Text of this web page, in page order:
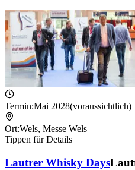
Termin:Mai 2028(voraussichtlich)
Ort:Wels, Messe Wels
Tippen für Details
Lautrer Whisky Days